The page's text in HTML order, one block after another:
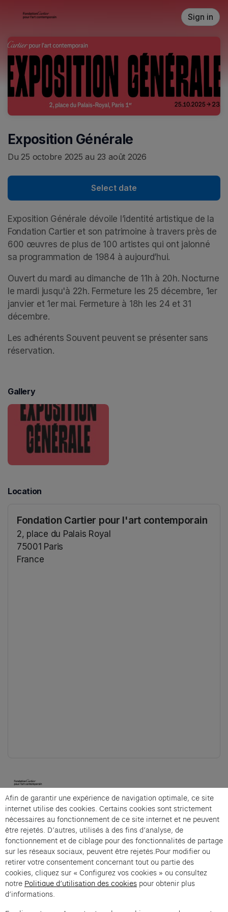
Sign in
Exposition Générale
Du 25 octobre 2025 au 23 août 2026
Select date
Exposition Générale dévoile l’identité artistique de la
Fondation Cartier et son patrimoine à travers près de
600 œuvres de plus de 100 artistes qui ont jalonné
sa programmation de 1984 à aujourd’hui.
Ouvert du mardi au dimanche de 11h à 20h. Nocturne
le mardi jusqu'à 22h. Fermeture les 25 décembre, 1er
janvier et 1er mai. Fermeture à 18h les 24 et 31
décembre.
Les adhérents Souvent peuvent se présenter sans
réservation.
Gallery
Location
Fondation Cartier pour l'art contemporain
2, place du Palais Royal
75001 Paris
France
Cartier et Compagnie
Exposition Générale is an offer from Cartier et
Compagnie .
Imprint of the organizer(opens in a new tab)
Data privacy of the organizer(opens in
General terms and conditions of the organizer
Afin de garantir une expérience de navigation optimale, ce site
internet utilise des cookies. Certains cookies sont strictement
nécessaires au fonctionnement de ce site internet et ne peuvent
être rejetés. D’autres, utilisés à des fins d’analyse, de
fonctionnement et de ciblage pour des fonctionnalités de partage
sur les réseaux sociaux, peuvent être rejetés.Pour modifier ou
retirer votre consentement concernant tout ou partie des
cookies, cliquez sur « Configurez vos cookies » ou consultez
notre Politique d’utilisation des cookies pour obtenir plus
d’informations.